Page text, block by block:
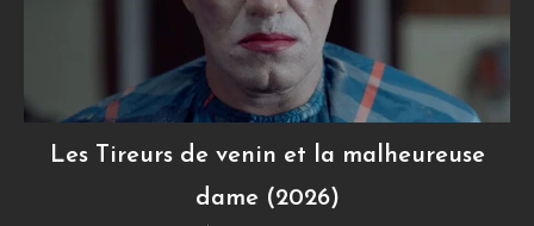
Les Tireurs de venin et la malheureuse
dame (2026)